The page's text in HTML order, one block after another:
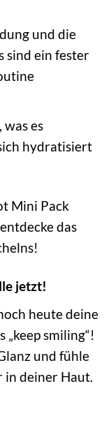
und die
sind ein fester
es
hydratisiert
Mini Pack
das
jetzt!
heute deine
smiling“!
und fühle
in deiner Haut.